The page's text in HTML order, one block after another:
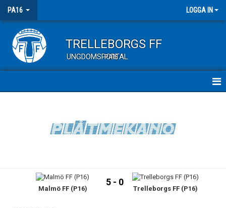
PA16 LOGGA IN
TRELLEBORGS FF
UNGDOMSPORTAL
PA16
Malmö FF (P16)
5 - 0
Trelleborgs FF (P16)